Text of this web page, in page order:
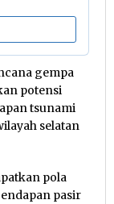
gempa
potensi
tsunami
selatan
pola
pasir